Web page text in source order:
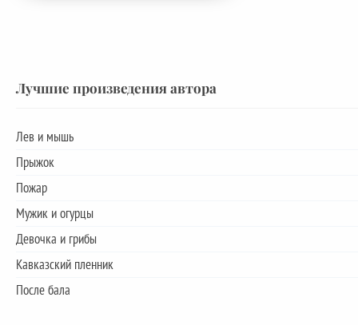
Лучшие произведения автора
Лев и мышь
Прыжок
Пожар
Мужик и огурцы
Девочка и грибы
Кавказский пленник
После бала